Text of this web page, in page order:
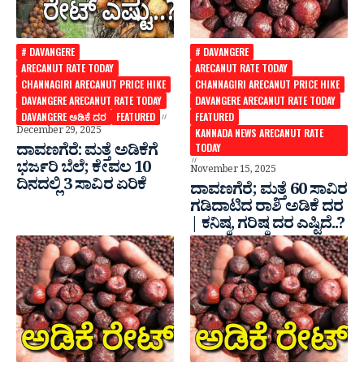
# DAVANGERE
ARECANUT RATE TODAY
CHANNAGIRI ARECANUT PRICE HIKE
DAVANGERE ARECANUT RATE TODAY
DAVANGERE ಅಡಿಕೆ ದರ
FEATURED
December 29, 2025
ದಾವಣಗೆರೆ: ಮತ್ತೆ ಅಡಿಕೆಗೆ
ಭರ್ಜರಿ ಬೆಲೆ; ಕೇವಲ 10
ದಿನದಲ್ಲಿ 3 ಸಾವಿರ ಏರಿಕೆ
# DAVANGERE
ARECANUT RATE TODAY
CHANNAGIRI ARECANUT PRICE HIKE
DAVANGERE ARECANUT RATE TODAY
FEATURED
KANNADA NEWS ARECANUT RATE
TODAY
November 15, 2025
ದಾವಣಗೆರೆ; ಮತ್ತೆ 60 ಸಾವಿರ
ಗಡಿದಾಟಿದ ರಾಶಿ ಅಡಿಕೆ ದರ
| ಕನಿಷ್ಠ, ಗರಿಷ್ಠ ದರ ಎಷ್ಟಿದೆ..?